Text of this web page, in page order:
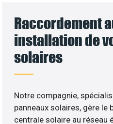
Raccordement
installation de
solaires
Notre compagnie,
panneaux solaires, gère le
centrale solaire au réseau